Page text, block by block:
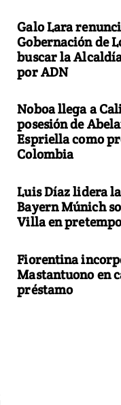
Galo Lara
Gobernación de
buscar la
por ADN
Noboa llega a
posesión de
Espriella como
Colombia
Luis Díaz lidera
Bayern Múnich
Villa en
Fiorentina
Mastantuono en
préstamo